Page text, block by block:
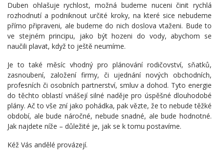
Duben ohlašuje rychlost, možná budeme nuceni činit rychlá
rozhodnutí a podniknout určité kroky, na které sice nebudeme
přímo připraveni, ale budeme do nich doslova vtaženi. Bude to
ve stejném principu, jako být hozeni do vody, abychom se
naučili plavat, když to ještě neumíme.
Je to také měsíc vhodný pro plánování rodičovství, sňatků,
zasnoubení, založení firmy, či ujednání nových obchodních,
profesních či osobních partnerství, smluv a dohod. Tyto energie
do těchto oblastí vnášejí silné naděje pro úspěšné dlouhodobé
plány. Ač to vše zní jako pohádka, pak vězte, že to nebude těžké
období, ale bude náročné, nebude snadné, ale bude hodnotné.
Jak najdete níže – důležité je, jak se k tomu postavíme.
Kéž Vás andělé provázejí.